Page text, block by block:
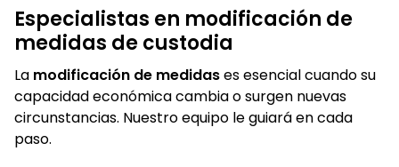
Especialistas en modificación de
medidas de custodia
La modificación de medidases esencial cuando su
capacidad económica cambia o surgen nuevas
circunstancias. Nuestro equipo le guiará en cada
paso.